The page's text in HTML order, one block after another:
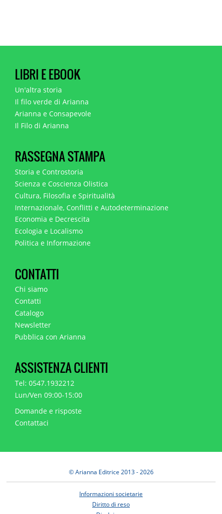
LIBRI E EBOOK
Un'altra storia
Il filo verde di Arianna
Arianna e Consapevole
Il Filo di Arianna
RASSEGNA STAMPA
Storia e Controstoria
Scienza e Coscienza Olistica
Cultura, Filosofia e Spiritualità
Internazionale, Conflitti e Autodeterminazione
Economia e Decrescita
Ecologia e Localismo
Politica e Informazione
CONTATTI
Chi siamo
Contatti
Catalogo
Newsletter
Pubblica con Arianna
ASSISTENZA CLIENTI
Tel: 0547.1932212
Lun/Ven 09:00-15:00
Domande e risposte
Contattaci
© Arianna Editrice 2013 - 2026
Informazioni societarie
Diritto di reso